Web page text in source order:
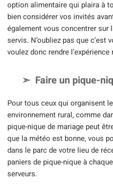
option alimentaire qui plaira à
bien considérer vos invités
également vous concentrer
servis. N’oubliez pas que c’est
voulez donc rendre
Faire un pique-
Pour tous ceux qui organisent
environnement rural, comme
pique-nique de mariage peut
que la météo est bonne, vous
dans le parc de votre lieu de
paniers de pique-nique à
serveurs.